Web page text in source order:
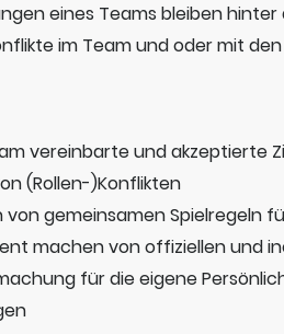
eines Teams bleiben
im Team und oder mit
vereinbarte und akzeptierte
(Rollen-)Konflikten
von gemeinsamen Spielregeln
machen von offiziellen und
für die eigene